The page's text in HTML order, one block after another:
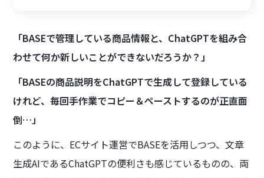
「BASEで管理している商品情報と、ChatGPTを組み合
わせて何か新しいことができないだろうか？」
「BASEの商品説明をChatGPTで生成して登録している
けれど、毎回手作業でコピー＆ペーストするのが正直面
倒…」
このように、ECサイト運営でBASEを活用しつつ、文章
生成AIであるChatGPTの便利さも感じているものの、両